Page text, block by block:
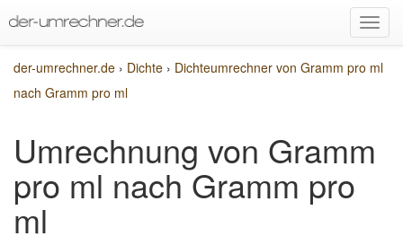
der-umrechner.de › Dichte › Dichteumrechner von Gramm pro ml
nach Gramm pro ml
Umrechnung von Gramm
pro ml nach Gramm pro
ml